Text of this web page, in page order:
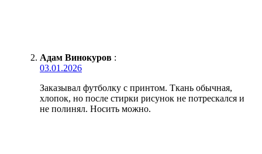
Адам Винокуров :
03.01.2026
Заказывал футболку с принтом. Ткань обычная,
хлопок, но после стирки рисунок не потрескался и
не полинял. Носить можно.